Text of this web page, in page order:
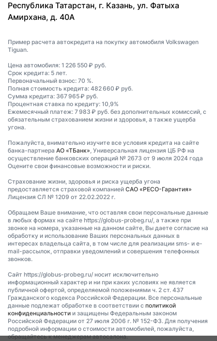
Республика Татарстан, г. Казань, ул. Фатыха
Амирхана, д. 40А
Пример расчета автокредита на покупку автомобиля Volkswagen
Tiguan.
Цена автомобиля: 1 226 550 ₽ руб.
Срок кредита: 5 лет.
Первоначальный взнос: 70 %.
Полная стоимость кредита: 482 660 ₽ руб.
Сумма кредита: 367 965 ₽ руб.
Процентная ставка по кредиту: 10,9%
Ежемесячный платеж: 7 983 ₽ руб. без дополнительных комиссий, с
обязательным страхованием жизни и здоровья, а также ущерба
угона.
Пожалуйста, внимательно изучите все условия кредита на сайте
банка-партнера АО «ТБанк», Универсальная лицензия ЦБ РФ на
осуществление банковских операций № 2673 от 9 июля 2024 года
Оцените свои финансовые возможности и риски.
Страхование жизни, здоровья и риска ущерба угона
предоставляется страховой компанией САО «РЕСО-Гарантия»
Лицензия СЛ № 1209 от 22.02.2022 г.
Обращаем Ваше внимание, что оставляя свои персональные данные
в любых формах на сайте https://globus-probeg.ru/, а также при
звонке на номера, указанные на данном сайте, Вы даете согласие на
обработку и использование Ваших персональных данных в
интересах владельца сайта, в том числе для реализации sms- и e-
mail-рассылок, отправки уведомлений и совершения телефонных
звонков.
Сайт https://globus-probeg.ru/ носит исключительно
информационный характер и ни при каких условиях не является
публичной офертой, определяемой положениями ч. 2 ст. 437
Гражданского кодекса Российской Федерации. Все персональные
данные подлежат обработке в соответствии с политикой
конфиденциальности и защищены Федеральным законом
Российской Федерации от 27 июля 2006 г. № 152-ФЗ. Для получения
подробной информации о стоимости автомобилей, пожалуйста,
обращайтесь к менеджерам автосалона.